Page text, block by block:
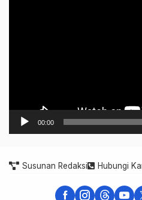
00:00
Susunan Redaksi Hubungi